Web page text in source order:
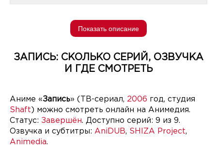
Показать описание
ЗАПИСЬ: СКОЛЬКО СЕРИЙ, ОЗВУЧКА
И ГДЕ СМОТРЕТЬ
Аниме «Запись» (ТВ-сериал, 2006 год, студия
Shaft ) можно смотреть онлайн на Анимедия.
Статус: Завершён. Доступно серий: 9 из 9.
Озвучка и субтитры: AniDUB, SHIZA Project,
Animedia.